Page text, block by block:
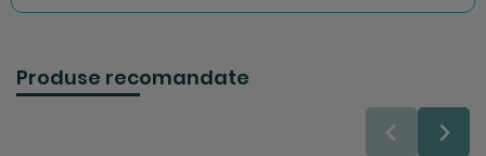
Produse recomandate